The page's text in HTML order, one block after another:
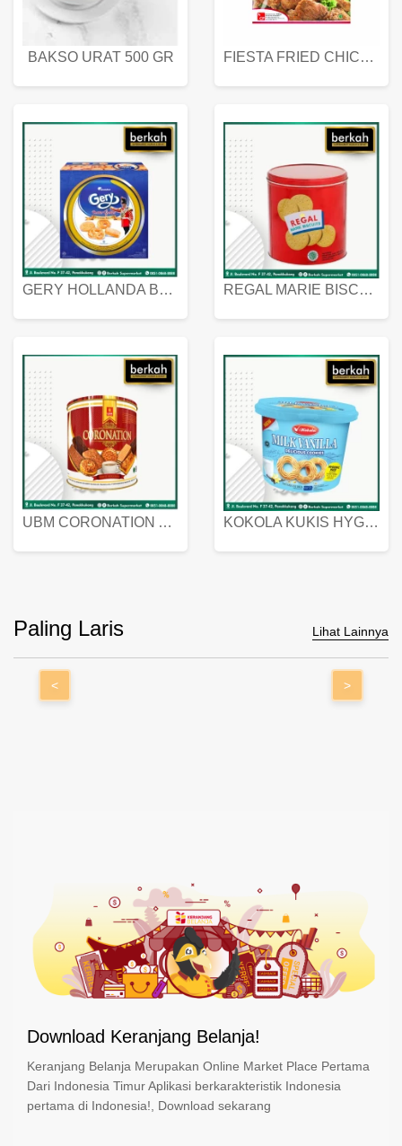
BAKSO URAT 500 GR FIESTA FRIED CHICKEN 500 GR
GERY HOLLANDA BUTTER COOKIES 450 GRAM REGAL MARIE BISCUIT KALENG 550 GRAM
UBM CORONATION ASSORTED BISKUIT KALENG 450 GRAM KOKOLA KUKIS HYGIENIC MILK VANILLA PACK 320 GR
Paling Laris Lihat Lainnya
< >
Download Keranjang Belanja!
Keranjang Belanja Merupakan Online Market Place Pertama
Dari Indonesia Timur Aplikasi berkarakteristik Indonesia
pertama di Indonesia!, Download sekarang